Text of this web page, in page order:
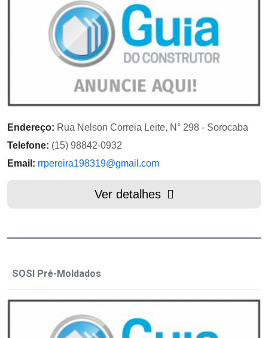
Endereço: Rua Nelson Correia Leite, N° 298 - Sorocaba
Telefone: (15) 98842-0932
Email: rrpereira198319@gmail.com
Ver detalhes
SOSI Pré-Moldados